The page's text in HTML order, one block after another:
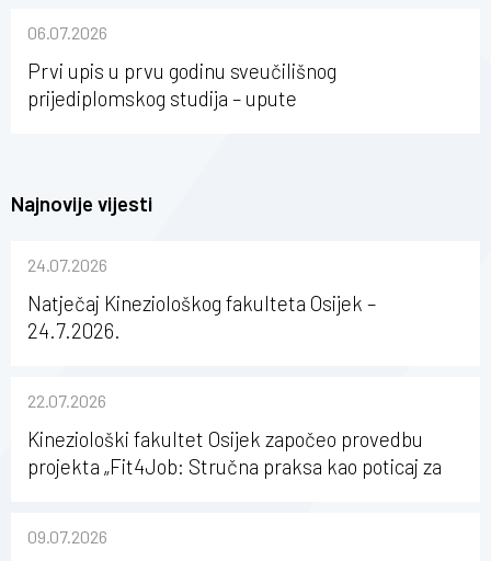
Osijeku
06.07.2026
Prvi upis u prvu godinu sveučilišnog
prijediplomskog studija – upute
Najnovije vijesti
24.07.2026
Natječaj Kineziološkog fakulteta Osijek –
24.7.2026.
22.07.2026
Kineziološki fakultet Osijek započeo provedbu
projekta „Fit4Job: Stručna praksa kao poticaj za
09.07.2026